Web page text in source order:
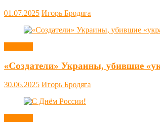
01.07.2025 Игорь Бродяга
«Создатели» Украины, убившие
30.06.2025 Игорь Бродяга